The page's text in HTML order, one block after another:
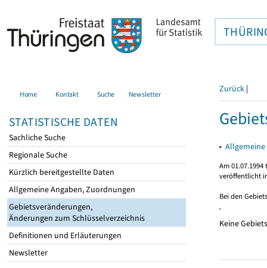
Home Kontakt Suche Newsletter
STATISTISCHE DATEN
Sachliche Suche
Regionale Suche
Kürzlich bereitgestellte Daten
Allgemeine Angaben, Zuordnungen
Gebietsveränderungen,
Änderungen zum Schlüsselverzeichnis
Definitionen und Erläuterungen
Newsletter
Zurück |
▸
Am
veröffentlicht
Bei den
Keine